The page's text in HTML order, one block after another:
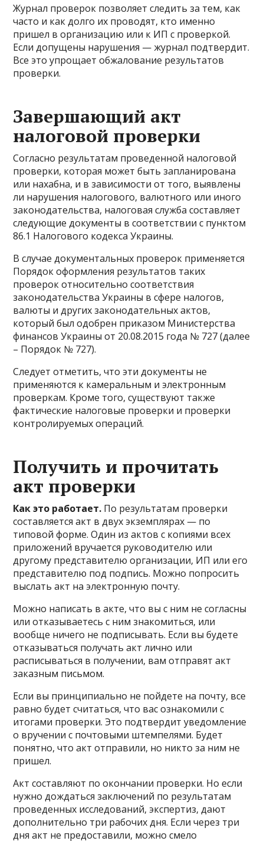
Журнал проверок позволяет следить за тем, как
часто и как долго их проводят, кто именно
пришел в организацию или к ИП с проверкой.
Если допущены нарушения — журнал подтвердит.
Все это упрощает обжалование результатов
проверки.
Завершающий акт
налоговой проверки
Согласно результатам проведенной налоговой
проверки, которая может быть запланирована
или нахабна, и в зависимости от того, выявлены
ли нарушения налогового, валютного или иного
законодательства, налоговая служба составляет
следующие документы в соответствии с пунктом
86.1 Налогового кодекса Украины.
В случае документальных проверок применяется
Порядок оформления результатов таких
проверок относительно соответствия
законодательства Украины в сфере налогов,
валюты и других законодательных актов,
который был одобрен приказом Министерства
финансов Украины от 20.08.2015 года № 727 (далее
– Порядок № 727).
Следует отметить, что эти документы не
применяются к камеральным и электронным
проверкам. Кроме того, существуют также
фактические налоговые проверки и проверки
контролируемых операций.
Получить и прочитать
акт проверки
Как это работает. По результатам проверки
составляется акт в двух экземплярах — по
типовой форме. Один из актов с копиями всех
приложений вручается руководителю или
другому представителю организации, ИП или его
представителю под подпись. Можно попросить
выслать акт на электронную почту.
Можно написать в акте, что вы с ним не согласны
или отказываетесь с ним знакомиться, или
вообще ничего не подписывать. Если вы будете
отказываться получать акт лично или
расписываться в получении, вам отправят акт
заказным письмом.
Если вы принципиально не пойдете на почту, все
равно будет считаться, что вас ознакомили с
итогами проверки. Это подтвердит уведомление
о вручении с почтовыми штемпелями. Будет
понятно, что акт отправили, но никто за ним не
пришел.
Акт составляют по окончании проверки. Но если
нужно дождаться заключений по результатам
проведенных исследований, экспертиз, дают
дополнительно три рабочих дня. Если через три
дня акт не предоставили, можно смело